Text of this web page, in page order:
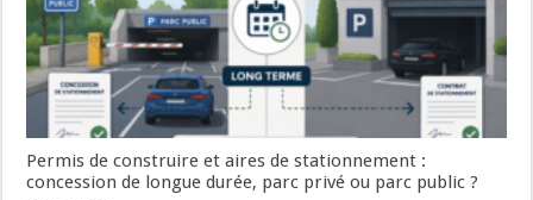
Permis de construire et aires de stationnement :
concession de longue durée, parc privé ou parc public ?